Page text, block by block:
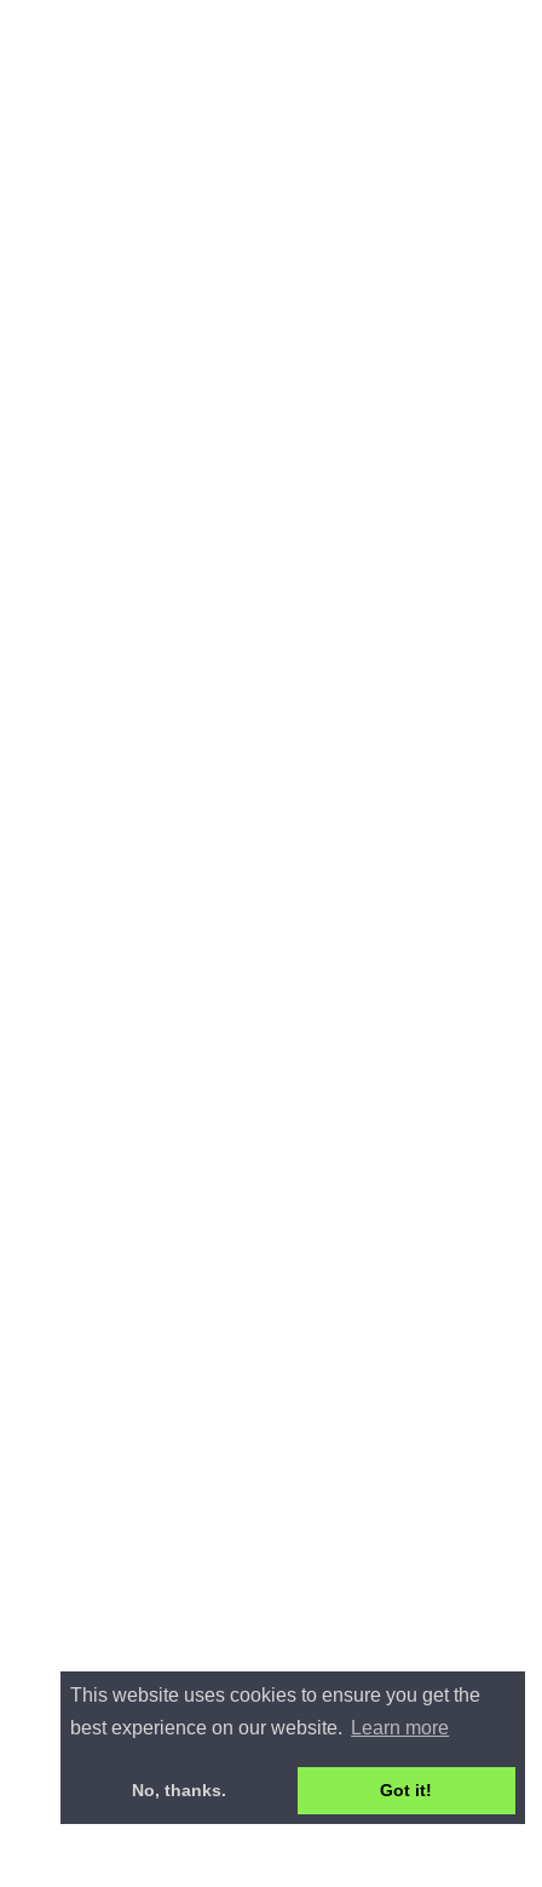
This website uses cookies to ensure you get the
best experience on our website.
Learn more
No, thanks. Got it!